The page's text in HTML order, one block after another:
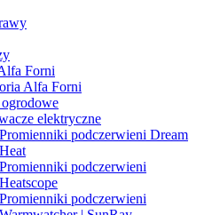
Forni
Alfa Forni
elektryczne
Promienniki podczerwieni Dream
Heat
Promienniki podczerwieni
Heatscope
Promienniki podczerwieni